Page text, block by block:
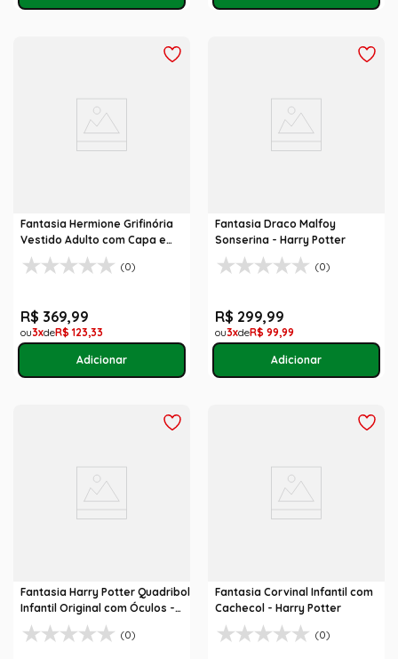
Fantasia Hermione Grifinória
Vestido Adulto com Capa e
Gravata - Harry Potter
(0)
R$ 369,99
3 R$ 123,33
Fantasia Draco Malfoy
Sonserina - Harry Potter
(0)
R$ 299,99
3 R$ 99,99
Fantasia Harry Potter Quadribol
Infantil Original com Óculos -
Harry Potter
(0)
Fantasia Corvinal Infantil com
Cachecol - Harry Potter
(0)